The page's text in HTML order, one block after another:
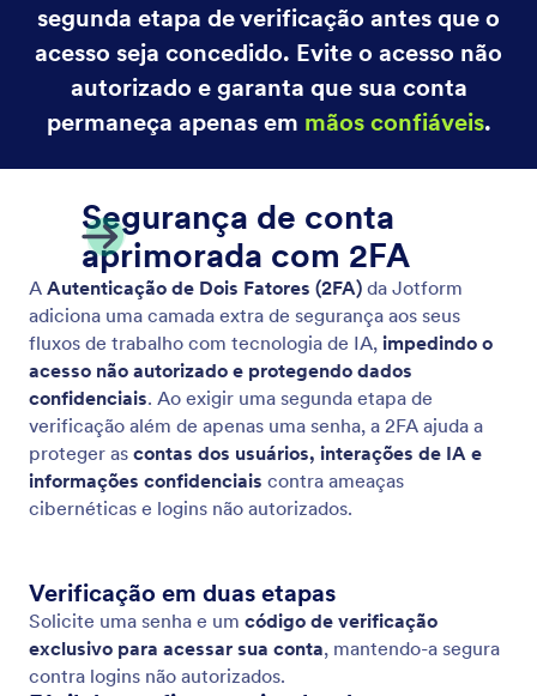
segunda etapa de verificação antes que o
acesso seja concedido. Evite o acesso não
autorizado e garanta que sua conta
permaneça apenas em mãos confiáveis.
Segurança de conta
aprimorada com 2FA
A Autenticação de Dois Fatores (2FA) da Jotform
adiciona uma camada extra de segurança aos seus
fluxos de trabalho com tecnologia de IA, impedindo o
acesso não autorizado e protegendo dados
confidenciais. Ao exigir uma segunda etapa de
verificação além de apenas uma senha, a 2FA ajuda a
proteger as contas dos usuários, interações de IA e
informações confidenciais contra ameaças
cibernéticas e logins não autorizados.
Verificação em duas etapas
Solicite uma senha e um código de verificação
exclusivo para acessar sua conta, mantendo-a segura
contra logins não autorizados.